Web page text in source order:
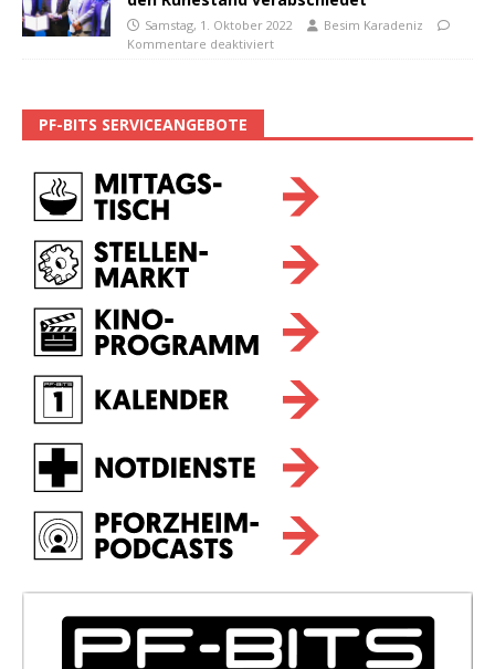
Samstag, 1. Oktober 2022
Besim Karadeniz
Kommentare deaktiviert
PF-BITS SERVICEANGEBOTE